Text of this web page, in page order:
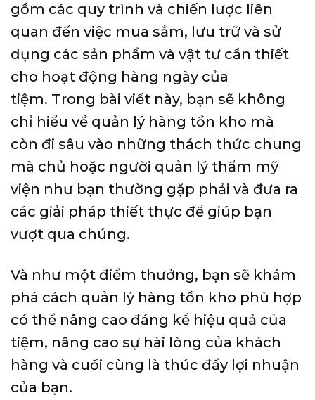
gồm các quy trình và chiến lược liên
quan đến việc mua sắm, lưu trữ và sử
dụng các sản phẩm và vật tư cần thiết
cho hoạt động hàng ngày của
tiệm. Trong bài viết này, bạn sẽ không
chỉ hiểu về quản lý hàng tồn kho mà
còn đi sâu vào những thách thức chung
mà chủ hoặc người quản lý thẩm mỹ
viện như bạn thường gặp phải và đưa ra
các giải pháp thiết thực để giúp bạn
vượt qua chúng.
Và như một điểm thưởng, bạn sẽ khám
phá cách quản lý hàng tồn kho phù hợp
có thể nâng cao đáng kể hiệu quả của
tiệm, nâng cao sự hài lòng của khách
hàng và cuối cùng là thúc đẩy lợi nhuận
của bạn.